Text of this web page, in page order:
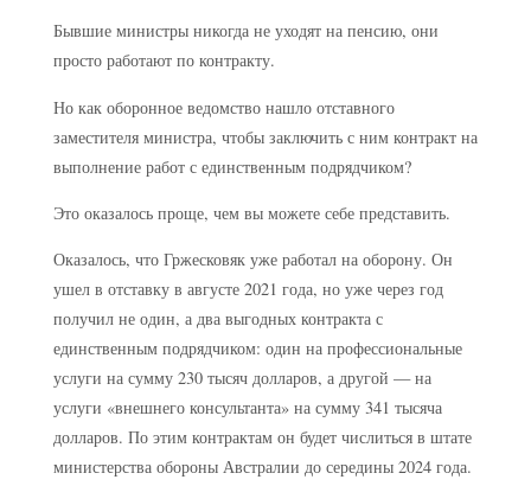
Бывшие министры никогда не уходят на пенсию, они
просто работают по контракту.
Но как оборонное ведомство нашло отставного
заместителя министра, чтобы заключить с ним контракт на
выполнение работ с единственным подрядчиком?
Это оказалось проще, чем вы можете себе представить.
Оказалось, что Гржесковяк уже работал на оборону. Он
ушел в отставку в августе 2021 года, но уже через год
получил не один, а два выгодных контракта с
единственным подрядчиком: один на профессиональные
услуги на сумму 230 тысяч долларов, а другой — на
услуги «внешнего консультанта» на сумму 341 тысяча
долларов. По этим контрактам он будет числиться в штате
министерства обороны Австралии до середины 2024 года.